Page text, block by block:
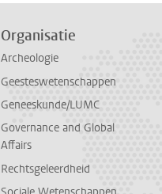
Organisatie
Archeologie
Geesteswetenschappen
Geneeskunde/LUMC
Governance and Global
Affairs
Rechtsgeleerdheid